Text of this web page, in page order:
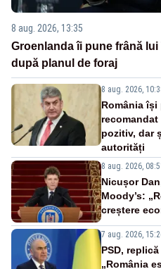
8 aug. 2026, 13:35
Groenlanda îi pune frână
după planul de foraj
8 aug. 2026,
România își
pozitiv, dar
autorități
8 aug. 2026,
Nicușor
Moody’s:
creștere
7 aug. 2026,
PSD,
„România